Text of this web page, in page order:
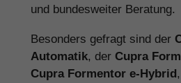
und bundesweiter Beratung.
Besonders gefragt sind der
Automatik, der Cupra
Cupra Formentor e-Hybrid